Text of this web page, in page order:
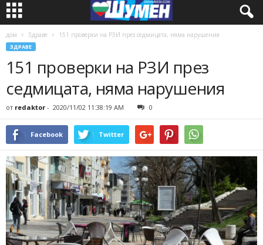
дом Здраве 151 проверки на РЗИ през седмицата, няма нарушения
ЗДРАВЕ
151 проверки на РЗИ през
седмицата, няма нарушения
от redaktor - 2020/11/02 11:38:19 AM 0
Facebook Twitter